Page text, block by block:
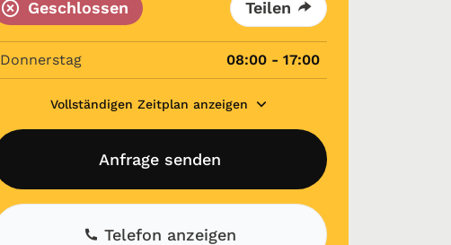
Geschlossen Teilen
Donnerstag 08:00 - 17:00
Vollständigen Zeitplan anzeigen
Anfrage senden
Telefon anzeigen